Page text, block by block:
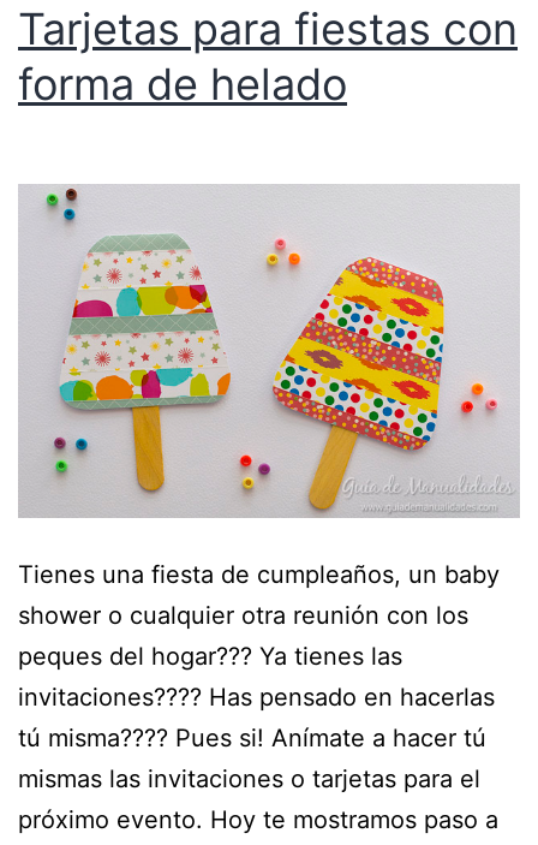
Tarjetas para fiestas con
forma de helado
Tienes una fiesta de cumpleaños, un baby
shower o cualquier otra reunión con los
peques del hogar??? Ya tienes las
invitaciones???? Has pensado en hacerlas
tú misma???? Pues si! Anímate a hacer tú
mismas las invitaciones o tarjetas para el
próximo evento. Hoy te mostramos paso a